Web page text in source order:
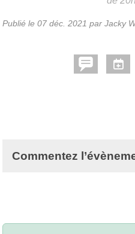
Publié le 07 déc. 2021 par Jacky
Commentez